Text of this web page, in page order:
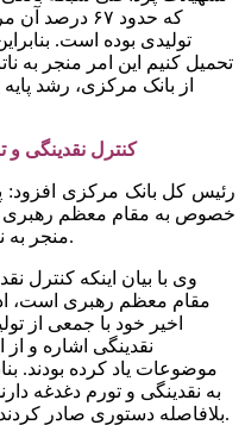
که حدود ۶۷
تولیدی بوده است.
تحمیل کنیم این امر منجر به
از بانک مرکزی، رشد
کنترل نقدینگی
رئیس کل بانک مرکزی افزود:
خصوص به مقام معظم رهبری
منجر به ناترازی بانک ها می شود، اشاره کردم.
وی با بیان اینکه کنترل
مقام معظم رهبری است،
اخیر خود با جمعی از
نقدینگی اشاره و
موضوعات یاد کرده بودند.
به نقدینگی و تورم دغدغه
بلافاصله دستوری صادر کردند که به دغدغه بانک مرکزی توجه شود.